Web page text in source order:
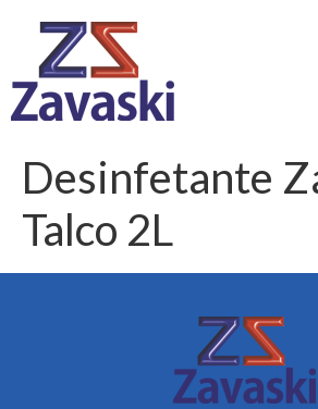
Desinfetante
Talco 2L